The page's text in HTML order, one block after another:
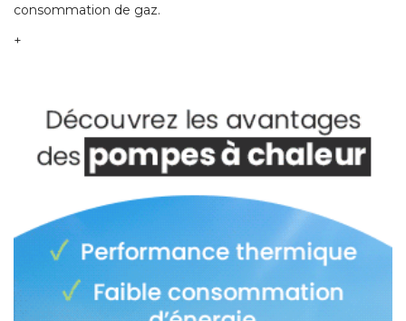
consommation de gaz.
+